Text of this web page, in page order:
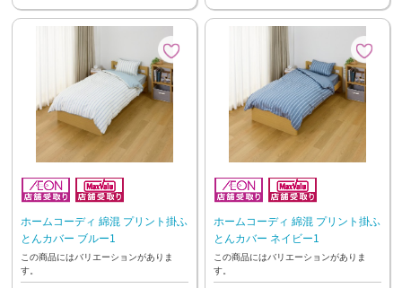
ホームコーディ 綿混 プリント掛ふ
とんカバー ブルー1
この商品にはバリエーションがありま
す。
ホームコーディ 綿混 プリント掛ふ
とんカバー ネイビー1
この商品にはバリエーションがありま
す。